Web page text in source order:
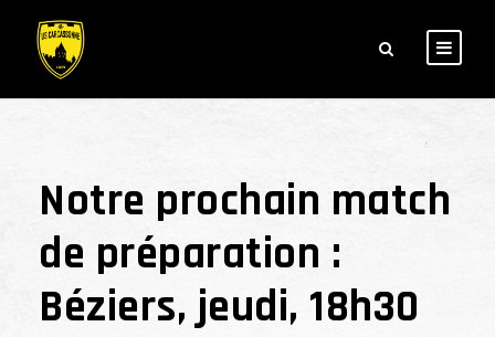
Notre prochain match
de préparation :
Béziers, jeudi, 18h30